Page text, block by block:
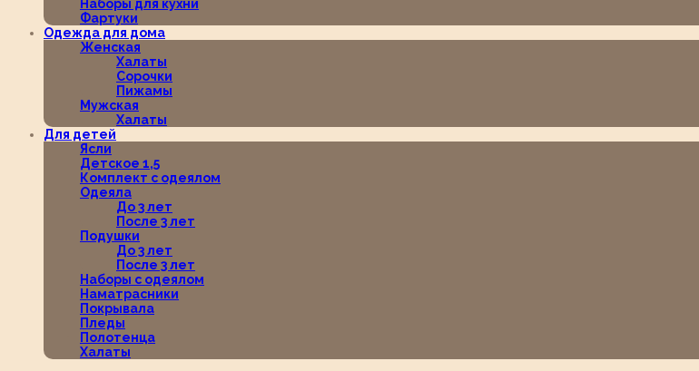
Наборы для кухни
Фартуки
Одежда для дома
Женская
Халаты
Сорочки
Пижамы
Мужская
Халаты
Для детей
Ясли
Детское 1,5
Комплект с одеялом
Одеяла
До 3 лет
После 3 лет
Подушки
До 3 лет
После 3 лет
Наборы с одеялом
Наматрасники
Покрывала
Пледы
Полотенца
Халаты